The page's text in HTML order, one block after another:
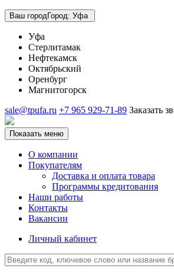
Ваш городГород: Уфа
Уфа
Стерлитамак
Нефтекамск
Октябрьский
Оренбург
Магнитогорск
sale@tpufa.ru +7 965 929-71-89 Заказать
Показать меню
О компании
Покупателям
Доставка и оплата товара
Программы кредитования
Наши работы
Контакты
Вакансии
Личный кабинет